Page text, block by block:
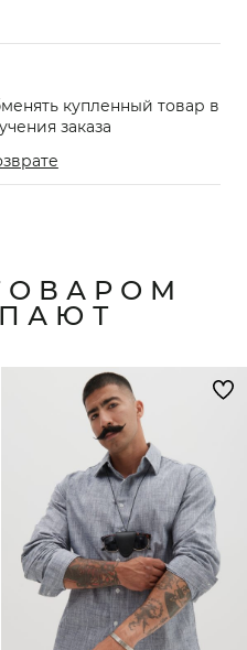
купленный товар в
заказа